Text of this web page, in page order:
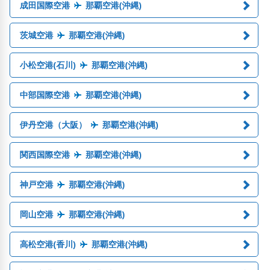
成田国際空港 那覇空港(沖縄)
茨城空港 那覇空港(沖縄)
小松空港(石川) 那覇空港(沖縄)
中部国際空港 那覇空港(沖縄)
伊丹空港（大阪） 那覇空港(沖縄)
関西国際空港 那覇空港(沖縄)
神戸空港 那覇空港(沖縄)
岡山空港 那覇空港(沖縄)
高松空港(香川) 那覇空港(沖縄)